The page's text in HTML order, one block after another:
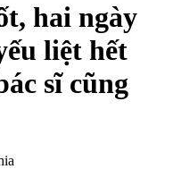
hai ngày
liệt hết
sĩ cũng